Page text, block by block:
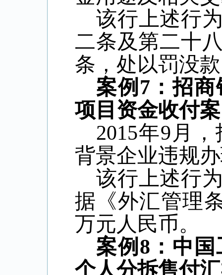
该行上述行
二条及第二十
条，处以罚没款
案例 7 ：招
项目资金收付案
2015年9 月，
背景企业违规
该行上述行
据《外汇管理
万元人民币。
案例 8 ：中
个人分拆售付